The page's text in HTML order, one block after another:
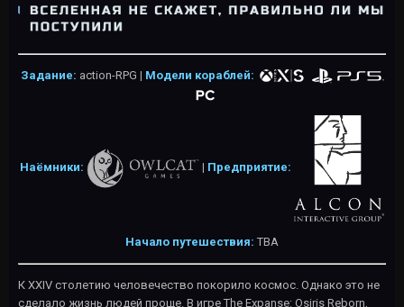
Задание: action-RPG | Модели кораблей:
Наёмники: | Предприятие:
Начало путешествия: TBA
К XXIV столетию человечество покорило космос. Однако это не
сделало жизнь людей проще. В игре The Expanse: Osiris Reborn,